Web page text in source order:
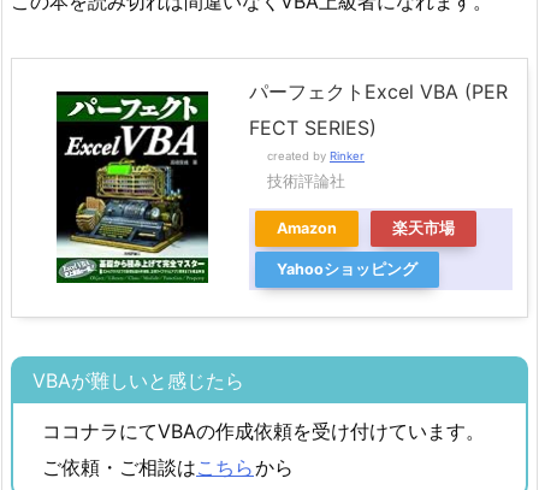
パーフェクトExcel VBA (PER
FECT SERIES)
created by Rinker
技術評論社
Amazon 楽天市場
Yahooショッピング
VBAが難しいと感じたら
ココナラにてVBAの作成依頼を受け付けています。
ご依頼・ご相談はこちらから